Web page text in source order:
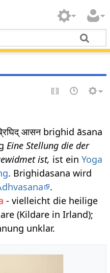
आसन brighid āsana
Eine Stellung die der
ist, ist einYoga
. Brighidasana wird
.
- vielleicht die heilige
(Kildare in Irland);
unklar.